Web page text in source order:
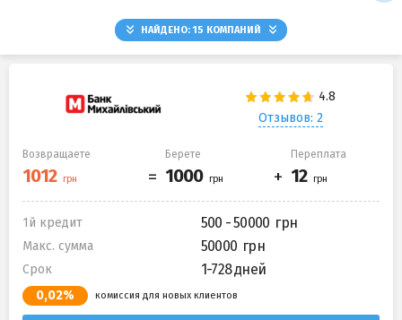
НАЙДЕНО:15 КОМПАНИЙ
Отзывов: 2
Возвращаете Берете Переплата
1й кредит 500 - 50000
Макс. сумма 50000
Срок 1-728 дней
0,02% комиссия для новых клиентов